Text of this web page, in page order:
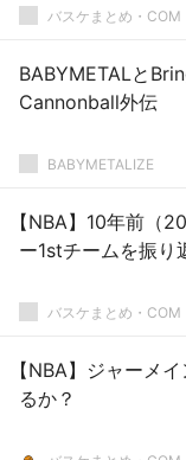
バスケまとめ・COM
BABYMETALと
Cannonball外伝
BABYMETALIZE
【NBA】10年前（
ー1stチームを振り
バスケまとめ・COM
【NBA】ジャーメ
るか？